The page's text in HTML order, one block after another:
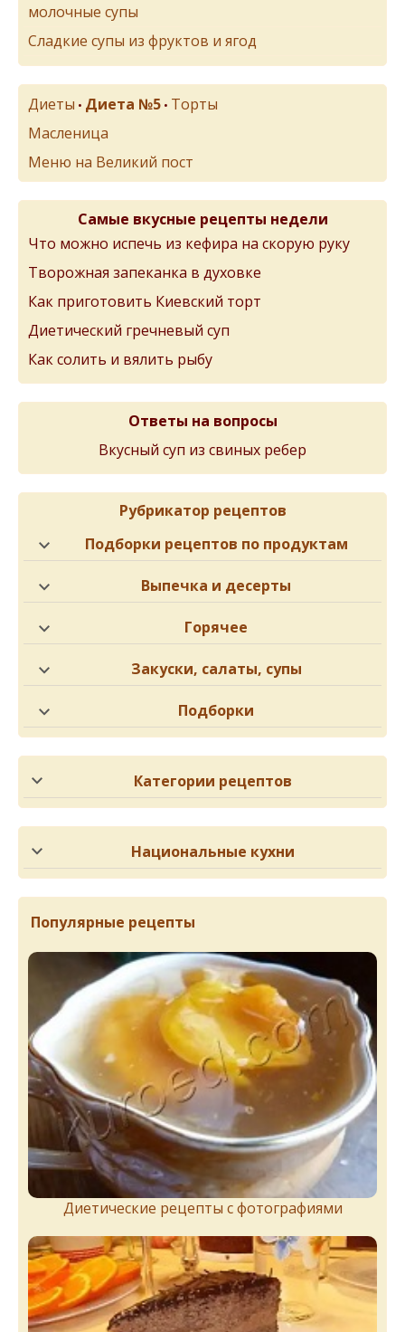
молочные супы
Сладкие супы из фруктов и ягод
Диеты • Диета №5 • Торты
Масленица
Меню на Великий пост
Самые вкусные рецепты недели
Что можно испечь из кефира на скорую руку
Творожная запеканка в духовке
Как приготовить Киевский торт
Диетический гречневый суп
Как солить и вялить рыбу
Ответы на вопросы
Вкусный суп из свиных ребер
Рубрикатор рецептов
Подборки рецептов по продуктам
Выпечка и десерты
Горячее
Закуски, салаты, супы
Подборки
Категории рецептов
Национальные кухни
Популярные рецепты
Диетические рецепты с фотографиями